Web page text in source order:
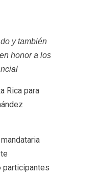
y también
honor a los
Rica para
participantes